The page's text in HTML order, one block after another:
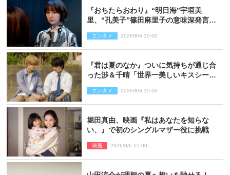
『おちたらおわり』“明日海”宇垣美
里、“孔美子”篠田麻里子の意味深発言に
開」
エンタメ 2026/8/6 15:00
『君は夏のなか』ついに気持ちが通じ合
った渉＆千晴「世界一美しいキスシー
エンタメ 2026/8/6 15:00
堀田真由、映画『私はあなたを知らな
い、』で初のシングルマザー役に挑戦
映画 2026/8/6 15:00